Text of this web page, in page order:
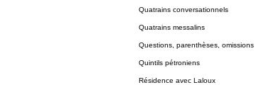
Quatrains conversationnels
Quatrains messalins
Questions, parenthèses, omissions
Quintils pétroniens
Résidence avec Laloux